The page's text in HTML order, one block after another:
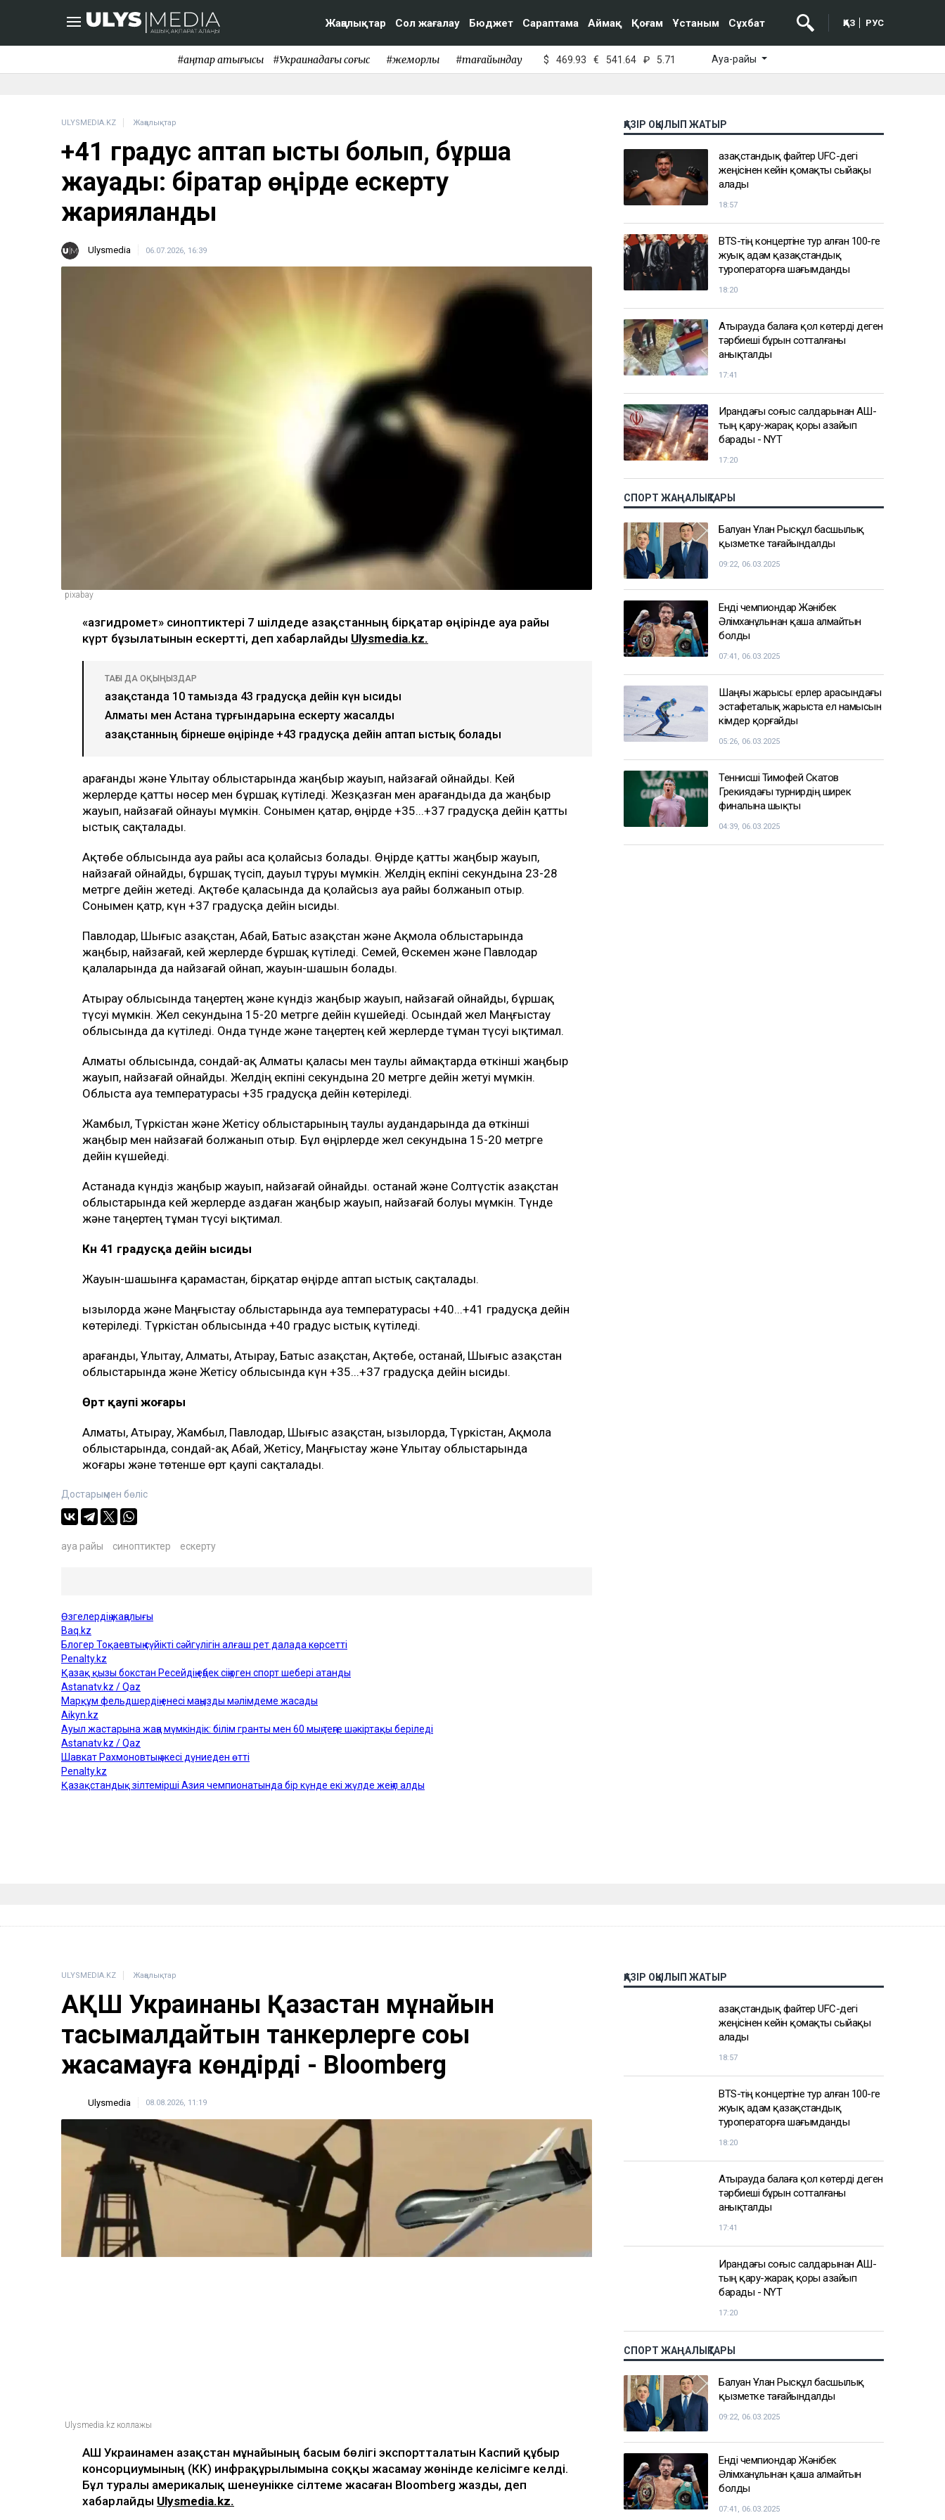
Жаңалықтар Сол жағалау Бюджет Сараптама Аймақ Қоғам Ұстаным Сұхбат ҚАЗ РУС
#қаңтар қақтығысы #Украинадағы соғыс #жемқорлық #тағайындау $ 469.93 € 541.64 ₽ 5.71 Ауа-райы
ULYSMEDIA.KZ Жаңалықтар
+41 градус аптап ыстық болып, бұршақ
жауады: бірқатар өңірде ескерту
жарияланды
Ulysmedia 06.07.2026, 16:39
pixabay
«Қазгидромет» синоптиктері 7 шілдеде Қазақстанның бірқатар өңірінде ауа райы
күрт бұзылатынын ескертті, деп хабарлайды Ulysmedia.kz.
ТАҒЫ ДА ОҚЫҢЫЗДАР
Қазақстанда 10 тамызда 43 градусқа дейін күн ысиды
Алматы мен Астана тұрғындарына ескерту жасалды
Қазақстанның бірнеше өңірінде +43 градусқа дейін аптап ыстық болады
Қарағанды және Ұлытау облыстарында жаңбыр жауып, найзағай ойнайды. Кей
жерлерде қатты нөсер мен бұршақ күтіледі. Жезқазған мен Қарағандыда да жаңбыр
жауып, найзағай ойнауы мүмкін. Сонымен қатар, өңірде +35...+37 градусқа дейін қатты
ыстық сақталады.
Ақтөбе облысында ауа райы аса қолайсыз болады. Өңірде қатты жаңбыр жауып,
найзағай ойнайды, бұршақ түсіп, дауыл тұруы мүмкін. Желдің екпіні секундына 23-28
метрге дейін жетеді. Ақтөбе қаласында да қолайсыз ауа райы болжанып отыр.
Сонымен қатр, күн +37 градусқа дейін ысиды.
Павлодар, Шығыс Қазақстан, Абай, Батыс Қазақстан және Ақмола облыстарында
жаңбыр, найзағай, кей жерлерде бұршақ күтіледі. Семей, Өскемен және Павлодар
қалаларында да найзағай ойнап, жауын-шашын болады.
Атырау облысында таңертең және күндіз жаңбыр жауып, найзағай ойнайды, бұршақ
түсуі мүмкін. Жел секундына 15-20 метрге дейін күшейеді. Осындай жел Маңғыстау
облысында да күтіледі. Онда түнде және таңертең кей жерлерде тұман түсуі ықтимал.
Алматы облысында, сондай-ақ Алматы қаласы мен таулы аймақтарда өткінші жаңбыр
жауып, найзағай ойнайды. Желдің екпіні секундына 20 метрге дейін жетуі мүмкін.
Облыста ауа температурасы +35 градусқа дейін көтеріледі.
Жамбыл, Түркістан және Жетісу облыстарының таулы аудандарында да өткінші
жаңбыр мен найзағай болжанып отыр. Бұл өңірлерде жел секундына 15-20 метрге
дейін күшейеді.
Астанада күндіз жаңбыр жауып, найзағай ойнайды. Қостанай және Солтүстік Қазақстан
облыстарында кей жерлерде аздаған жаңбыр жауып, найзағай болуы мүмкін. Түнде
және таңертең тұман түсуі ықтимал.
Күн 41 градусқа дейін ысиды
Жауын-шашынға қарамастан, бірқатар өңірде аптап ыстық сақталады.
Қызылорда және Маңғыстау облыстарында ауа температурасы +40...+41 градусқа дейін
көтеріледі. Түркістан облысында +40 градус ыстық күтіледі.
Қарағанды, Ұлытау, Алматы, Атырау, Батыс Қазақстан, Ақтөбе, Қостанай, Шығыс Қазақстан
облыстарында және Жетісу облысында күн +35...+37 градусқа дейін ысиды.
Өрт қаупі жоғары
Алматы, Атырау, Жамбыл, Павлодар, Шығыс Қазақстан, Қызылорда, Түркістан, Ақмола
облыстарында, сондай-ақ Абай, Жетісу, Маңғыстау және Ұлытау облыстарында
жоғары және төтенше өрт қаупі сақталады.
Достарыңмен бөліс
ауа райы синоптиктер ескерту
ҚАЗІР ОҚЫЛЫП ЖАТЫР
Қазақстандық файтер UFC-дегі
жеңісінен кейін қомақты сыйақы
алады
18:57
BTS-тің концертіне тур алған 100-ге
жуық адам қазақстандық
туроператорға шағымданды
18:20
Атырауда балаға қол көтерді деген
тәрбиеші бұрын сотталғаны
анықталды
17:41
Ирандағы соғыс салдарынан АҚШ-
тың қару-жарақ қоры азайып
барады - NYT
17:20
СПОРТ ЖАҢАЛЫҚТАРЫ
Балуан Ұлан Рысқұл басшылық
қызметке тағайындалды
09:22, 06.03.2025
Енді чемпиондар Жәнібек
Әлімханұлынан қаша алмайтын
болды
07:41, 06.03.2025
Шаңғы жарысы: ерлер арасындағы
эстафеталық жарыста ел намысын
кімдер қорғайды
05:26, 06.03.2025
Теннисші Тимофей Скатов
Грекиядағы турнирдің ширек
финалына шықты
04:39, 06.03.2025
ULYSMEDIA.KZ
АҚШ Украинаны Қазақстан мұнайын
тасымалдайтын танкерлерге соққы
жасамауға көндірді - Bloomberg
ҚАЗІР ОҚЫЛЫП ЖАТЫР
Қазақстандық файтер UFC-дегі
жеңісінен кейін қомақты сыйақы
алады
18:57
BTS-тің концертіне тур алған 100-ге
жуық адам қазақстандық
туроператорға шағымданды
18:20
Атырауда балаға қол көтерді деген
тәрбиеші бұрын сотталғаны
17:41
тың қару-жарақ қоры азайып
барады - NYT
17:20